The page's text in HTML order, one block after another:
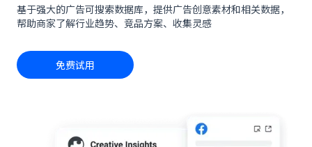
基于强大的广告可搜索数据库，提供广告创意素材和相关数据，
帮助商家了解行业趋势、竞品方案、收集灵感
免费试用